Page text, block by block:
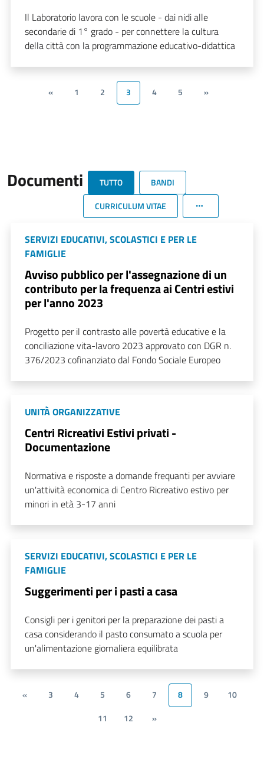
Il Laboratorio lavora con le scuole - dai nidi alle
secondarie di 1° grado - per connettere la cultura
della città con la programmazione educativo-didattica
« 1 2 3 4 5 »
Documenti TUTTO
BANDI
CURRICULUM VITAE
SERVIZI EDUCATIVI, SCOLASTICI E PER LE
FAMIGLIE
Avviso pubblico per l'assegnazione di un
contributo per la frequenza ai Centri estivi
per l'anno 2023
Progetto per il contrasto alle povertà educative e la
conciliazione vita-lavoro 2023 approvato con DGR n.
376/2023 cofinanziato dal Fondo Sociale Europeo
UNITÀ ORGANIZZATIVE
Centri Ricreativi Estivi privati -
Documentazione
Normativa e risposte a domande frequanti per avviare
un'attività economica di Centro Ricreativo estivo per
minori in età 3-17 anni
SERVIZI EDUCATIVI, SCOLASTICI E PER LE
FAMIGLIE
Suggerimenti per i pasti a casa
Consigli per i genitori per la preparazione dei pasti a
casa considerando il pasto consumato a scuola per
un'alimentazione giornaliera equilibrata
« 3 4 5 6 7 8 9
10
11
12 »